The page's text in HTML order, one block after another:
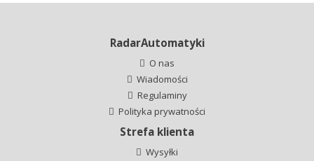
RadarAutomatyki
O nas
Wiadomości
Regulaminy
Polityka prywatności
Strefa klienta
Wysyłki